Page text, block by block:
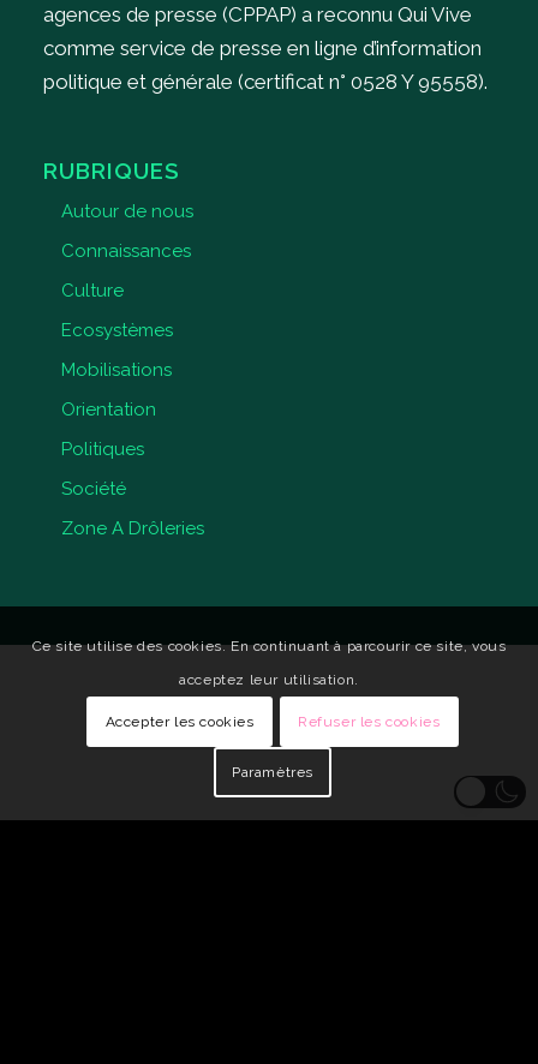
agences de presse (CPPAP) a reconnu Qui Vive
comme service de presse en ligne d’information
politique et générale (certificat n° 0528 Y 95558).
RUBRIQUES
Autour de nous
Connaissances
Culture
Ecosystèmes
Mobilisations
Orientation
Politiques
Société
Zone A Drôleries
Ce site utilise des cookies. En continuant à parcourir ce site, vous
acceptez leur utilisation.
Accepter les cookies Refuser les cookies
Paramètres